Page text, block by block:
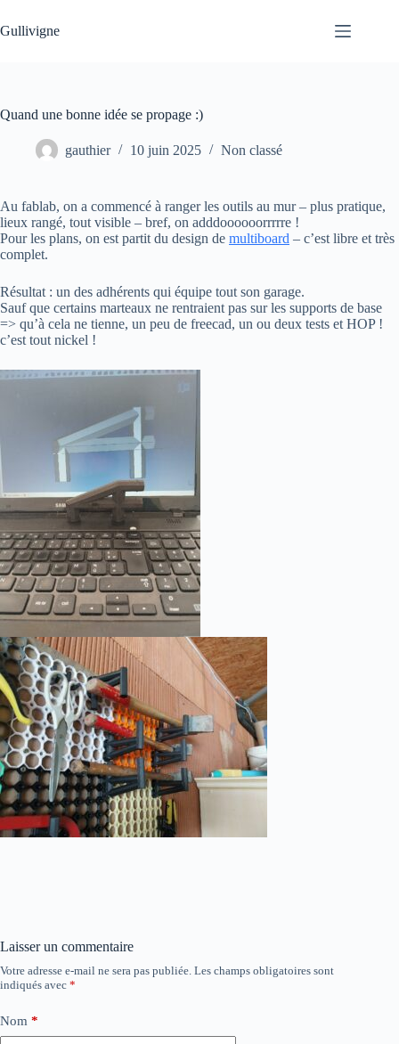
au
contenu
Gullivigne
Quand une bonne idée se propage :)
gauthier 10 juin 2025 Non classé
Au fablab, on a commencé à ranger les outils au mur – plus pratique,
lieux rangé, tout visible – bref, on adddoooooorrrrre !
Pour les plans, on est partit du design de multiboard – c’est libre et très
complet.
Résultat : un des adhérents qui équipe tout son garage.
Sauf que certains marteaux ne rentraient pas sur les supports de base
=> qu’à cela ne tienne, un peu de freecad, un ou deux tests et HOP !
c’est tout nickel !
Laisser un commentaire
Votre adresse e-mail ne sera pas publiée. Les champs obligatoires sont
indiqués avec *
Nom *